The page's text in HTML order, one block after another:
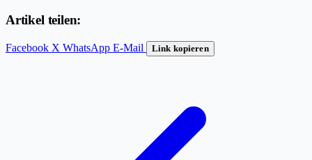
Artikel teilen:
Facebook X WhatsApp E-Mail Link kopieren